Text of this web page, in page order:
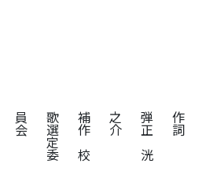
作
詞
弾
正
洸
之
介
補
作
校
歌
選
定
委
員
会